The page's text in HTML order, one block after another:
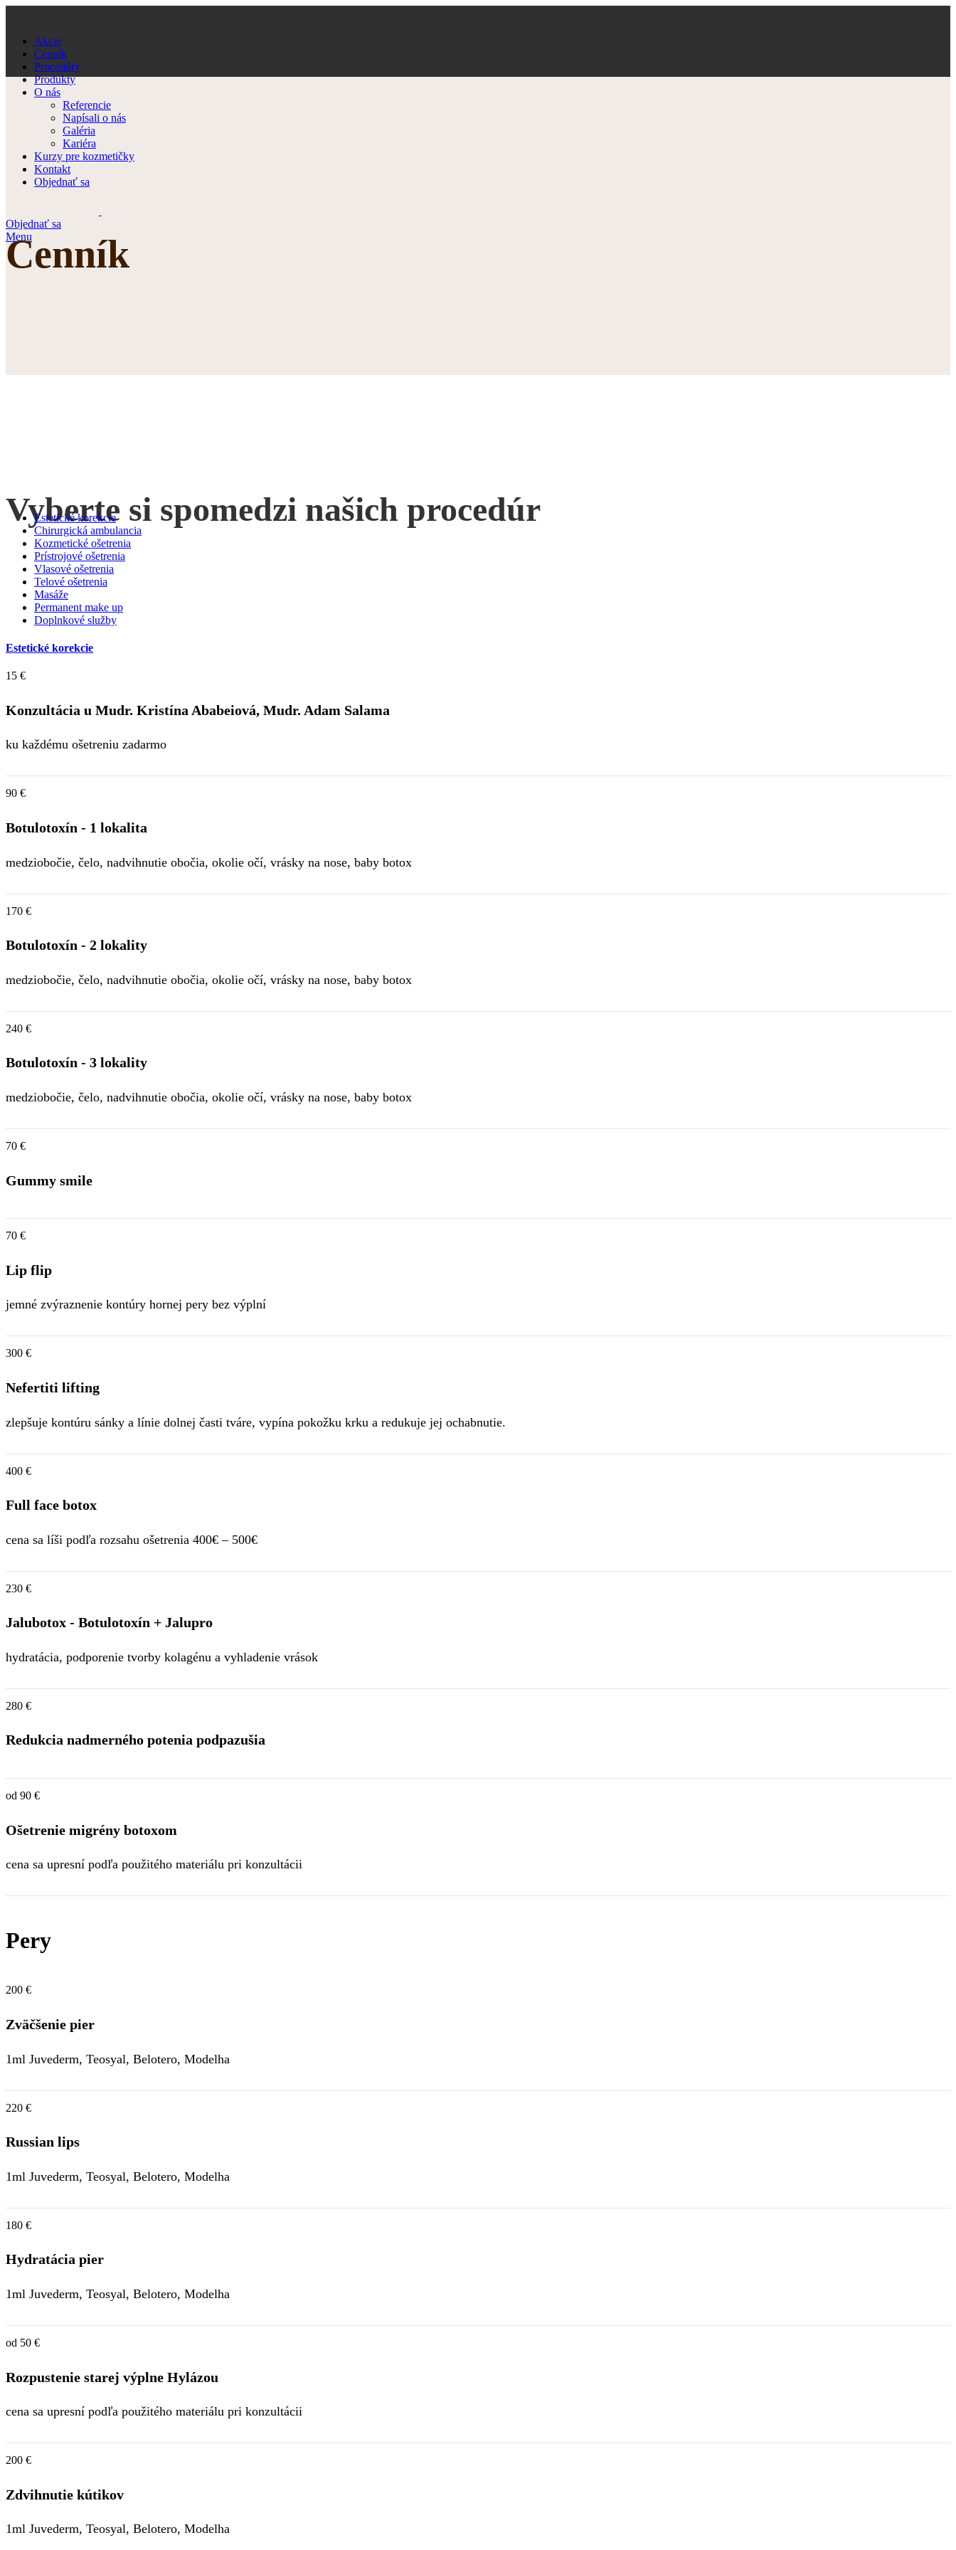
Akcie
Cenník
Procedúry
Produkty
O nás
Referencie
Napísali o nás
Galéria
Kariéra
Kurzy pre kozmetičky
Kontakt
Objednať sa
Objednať sa
Menu
Cenník
Vyberte si spomedzi našich procedúr
Estetické korekcie
Chirurgická ambulancia
Kozmetické ošetrenia
Prístrojové ošetrenia
Vlasové ošetrenia
Telové ošetrenia
Masáže
Permanent make up
Doplnkové služby
Estetické korekcie
15 €
Konzultácia u Mudr. Kristína Ababeiová, Mudr. Adam Salama
ku každému ošetreniu zadarmo
90 €
Botulotoxín - 1 lokalita
medziobočie, čelo, nadvihnutie obočia, okolie očí, vrásky na nose, baby botox
170 €
Botulotoxín - 2 lokality
medziobočie, čelo, nadvihnutie obočia, okolie očí, vrásky na nose, baby botox
240 €
Botulotoxín - 3 lokality
medziobočie, čelo, nadvihnutie obočia, okolie očí, vrásky na nose, baby botox
70 €
Gummy smile
70 €
Lip flip
jemné zvýraznenie kontúry hornej pery bez výplní
300 €
Nefertiti lifting
zlepšuje kontúru sánky a línie dolnej časti tváre, vypína pokožku krku a redukuje jej ochabnutie.
400 €
Full face botox
cena sa líši podľa rozsahu ošetrenia 400€ – 500€
230 €
Jalubotox - Botulotoxín + Jalupro
hydratácia, podporenie tvorby kolagénu a vyhladenie vrások
280 €
Redukcia nadmerného potenia podpazušia
od 90 €
Ošetrenie migrény botoxom
cena sa upresní podľa použitého materiálu pri konzultácii
Pery
200 €
Zväčšenie pier
1ml Juvederm, Teosyal, Belotero, Modelha
220 €
Russian lips
1ml Juvederm, Teosyal, Belotero, Modelha
180 €
Hydratácia pier
1ml Juvederm, Teosyal, Belotero, Modelha
od 50 €
Rozpustenie starej výplne Hylázou
cena sa upresní podľa použitého materiálu pri konzultácii
200 €
Zdvihnutie kútikov
1ml Juvederm, Teosyal, Belotero, Modelha